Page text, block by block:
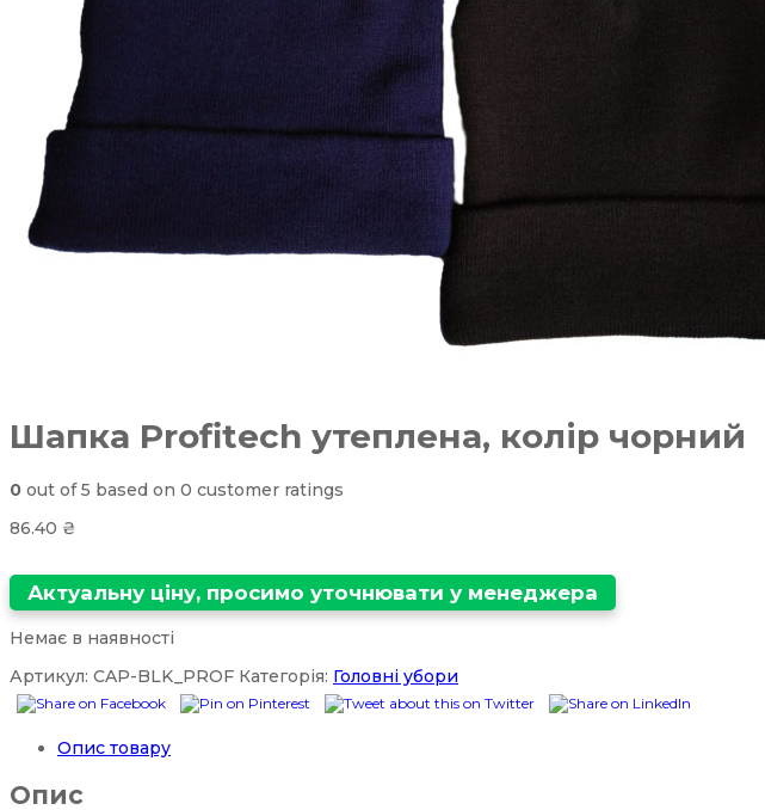
Шапка Profitech утеплена, колір чорний
0 out of5 based on 0 customer ratings
86.40 ₴
Актуальну ціну, просимо уточнювати у менеджера
Немає в наявності
Артикул: CAP-BLK_PROF Категорія: Головні убори
Опис товару
Опис